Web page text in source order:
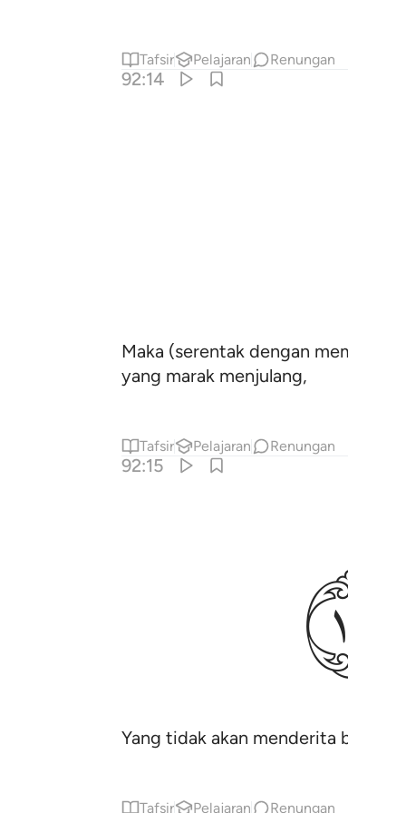
Tafsir Pelajaran Renungan
92:14
Maka (serentak dengan memberi
yang marak menjulang,
Tafsir Pelajaran Renungan
92:15
ﱜ
Yang tidak akan menderita
Tafsir Pelajaran Renungan